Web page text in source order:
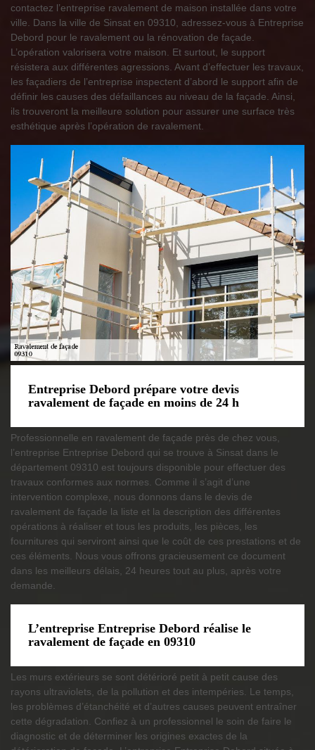
contactez l’entreprise ravalement de maison installée dans votre
ville. Dans la ville de Sinsat en 09310, adressez-vous à Entreprise
Debord pour le ravalement ou la rénovation de façade.
L’opération valorisera votre maison. Et surtout, le support
résistera aux différentes agressions. Avant d’effectuer les travaux,
les façadiers de l’entreprise inspectent d’abord le support afin de
définir les causes des défaillances au niveau de la façade. Ainsi,
ils trouveront la meilleure solution pour assurer une surface très
esthétique après l’opération de ravalement.
Entreprise Debord prépare votre devis
ravalement de façade en moins de 24 h
Professionnelle en ravalement de façade près de chez vous,
l’entreprise Entreprise Debord qui se trouve à Sinsat dans le
département 09310 est toujours disponible pour effectuer des
travaux conformes aux normes. Comme il s’agit d’une
intervention complexe, nous donnons dans le devis de
ravalement de façade la liste et la description des différentes
opérations à réaliser et tous les produits, les pièces, les
fournitures qui serviront ainsi que le coût de ces prestations et de
ces éléments. Nous vous offrons gracieusement ce document
dans les meilleurs délais, 24 heures tout au plus, après votre
demande.
L’entreprise Entreprise Debord réalise le
ravalement de façade en 09310
Les murs extérieurs se sont détérioré petit à petit cause des
rayons ultraviolets, de la pollution et des intempéries. Le temps,
les problèmes d’étanchéité et d’autres causes peuvent entraîner
cette dégradation. Confiez à un professionnel le soin de faire le
diagnostic et de déterminer les origines exactes de la